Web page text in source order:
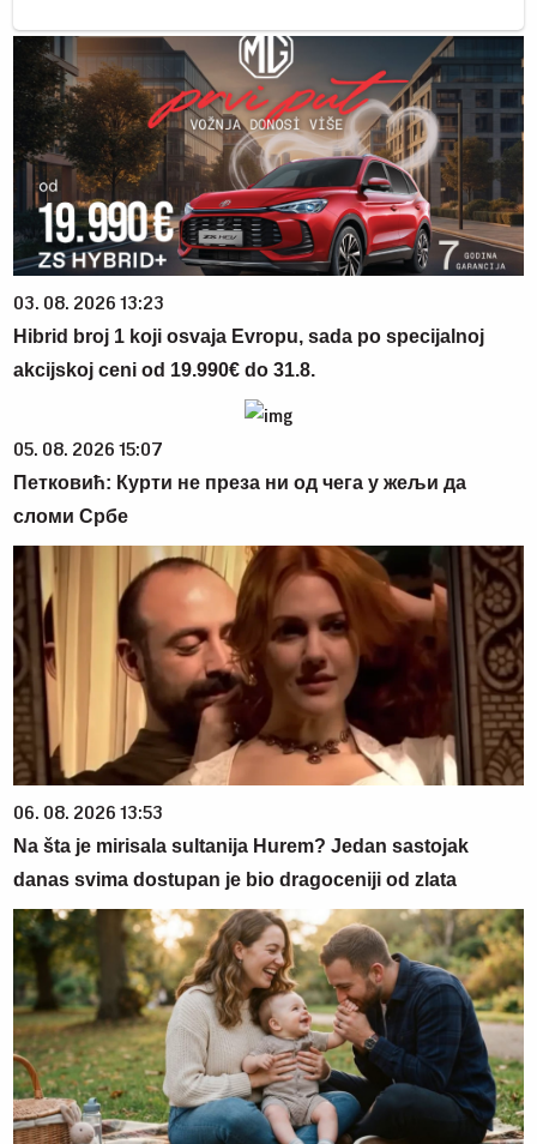
03. 08. 2026 13:23
Hibrid broj 1 koji osvaja Evropu, sada po specijalnoj
akcijskoj ceni od 19.990€ do 31.8.
05. 08. 2026 15:07
Петковић: Курти не преза ни од чега у жељи да
сломи Србе
06. 08. 2026 13:53
Na šta je mirisala sultanija Hurem? Jedan sastojak
danas svima dostupan je bio dragoceniji od zlata